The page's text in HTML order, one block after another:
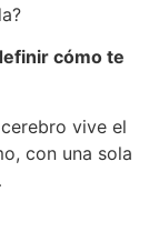
cómo te
vive el
con una sola